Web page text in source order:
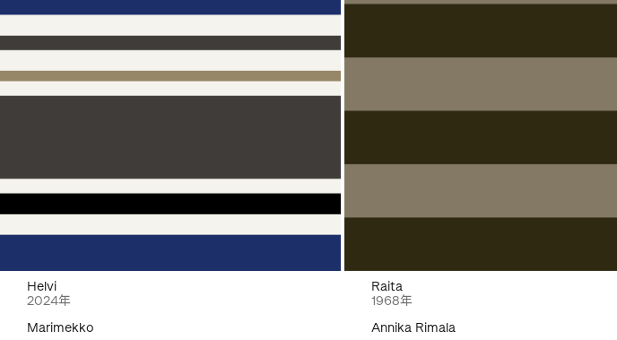
Helvi
2024年
Marimekko
Raita
1968年
Annika Rimala